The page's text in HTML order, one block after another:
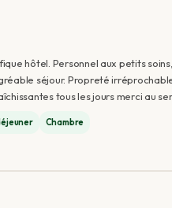
hôtel. Personnel aux petits
séjour. Propreté
tous les jours merci au
Chambre